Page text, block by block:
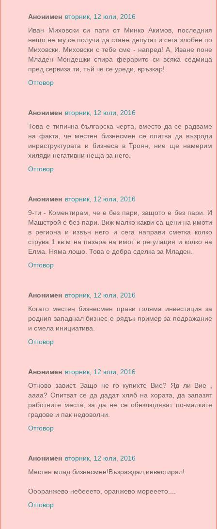
Анонимен вторник, 12 юли, 2016
Иван Миховски си пати от Минко Акимов, последния
нещо не му се получи да стане депутат и сега злобее по
Миховски. Миховски с тебе сме - напред! А, Иване поне
Младен Мондешки спира ферарито си всяка седмица
пред сервиза ти, тъй че се уреди, връзкар!
Отговор
Анонимен вторник, 12 юли, 2016
Това е типична българска черта, вместо да се радваме
на факта, че местен бизнесмен се опитва да възроди
инраструктурата и бизнеса в Троян, ние ще намерим
хиляди негативни неща за него.
Отговор
Анонимен вторник, 12 юли, 2016
9-ти - Коментирам, че е без пари, защото е без пари. И
Машстрой е без пари. Виж малко какви са цени на имоти
в региона и извън него и сега направи сметка колко
струва 1 кв.м на пазара на имот в регулация и колко на
Елма. Няма лошо. Това е добра сделка за Младен.
Отговор
Анонимен вторник, 12 юли, 2016
Когато местен бизнесмен прави голяма инвестиция за
родния западнал бизнес е рядък пример за подражание
и смела инициатива.
Отговор
Анонимен вторник, 12 юли, 2016
Отново завист. Защо не го купихте Вие? Яд ли Вие ,
аааа? Опитват се да дадат хляб на хората, да запазят
работните места, за да не се обезлюдяват по-малките
градове и пак недоволни.
Отговор
Анонимен вторник, 12 юли, 2016
Местен млад бизнесмен!Възраждал,инвестирал!
Оооранжево небееето, оранжево морееето....
Отговор